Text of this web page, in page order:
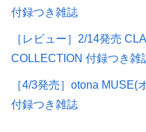
付録つき雑誌
［レビュー］2/14発売
COLLECTION 付録つき雑
［4/3発売］otona MUSE(
付録つき雑誌